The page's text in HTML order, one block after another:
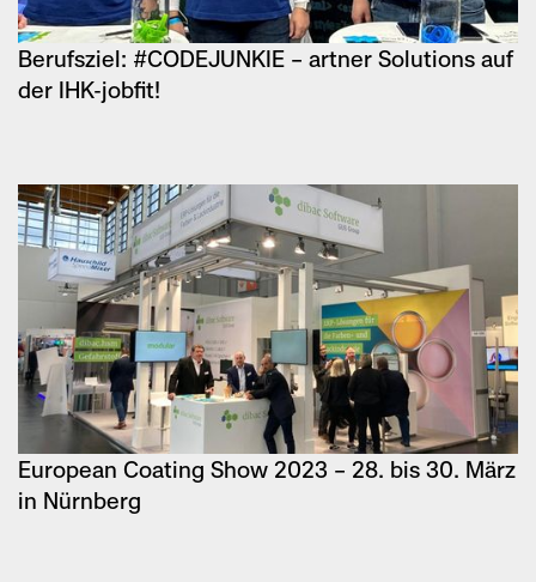
Berufsziel: #CODEJUNKIE – artner Solutions auf
der IHK-jobfit!
European Coating Show 2023 – 28. bis 30. März
in Nürnberg